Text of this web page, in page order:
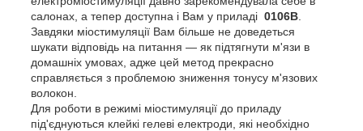
салонах, а тепер доступна і Вам у приладі 0106B
Завдяки міостимуляції Вам більше не доведеться
шукати відповідь на питання — як підтягнути м'язи в
домашніх умовах, адже цей метод прекрасно
справляється з проблемою зниження тонусу м'язових
волокон.
Для роботи в режимі міостимуляції до приладу
під'єднуються клейкі гелеві електроди, які необхідно